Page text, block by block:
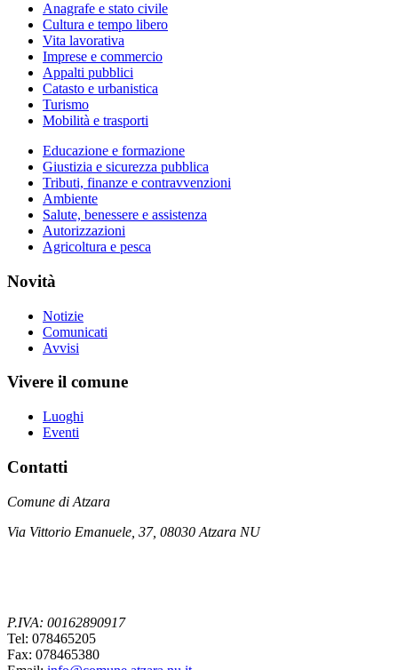
Anagrafe e stato civile
Cultura e tempo libero
Vita lavorativa
Imprese e commercio
Appalti pubblici
Catasto e urbanistica
Turismo
Mobilità e trasporti
Educazione e formazione
Giustizia e sicurezza pubblica
Tributi, finanze e contravvenzioni
Ambiente
Salute, benessere e assistenza
Autorizzazioni
Agricoltura e pesca
Novità
Notizie
Comunicati
Avvisi
Vivere il comune
Luoghi
Eventi
Contatti
Comune di Atzara
Via Vittorio Emanuele, 37, 08030 Atzara NU
P.IVA: 00162890917
Tel: 078465205
Fax: 078465380